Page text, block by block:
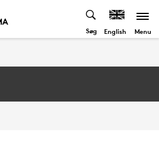
Søg English Menu